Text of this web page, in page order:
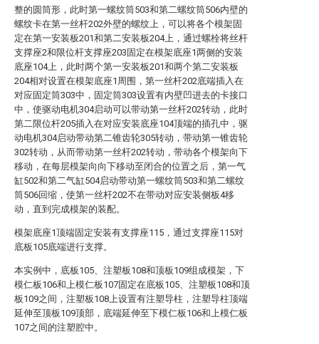
整的圆筒形，此时第一螺纹筒503和第二螺纹筒506内壁的
螺纹卡在第一丝杆202外壁的螺纹上，可以将各个模架固
定在第一安装板201和第二安装板204上，通过螺栓将丝杆
支撑座2和限位杆支撑座203固定在模架底座1两侧的安装
底座104上，此时两个第一安装板201和两个第二安装板
204相对设置在模架底座1周围，第一丝杆202底端插入在
对应固定筒303中，固定筒303设置有内壁凹进去的卡接口
中，使驱动电机304启动可以带动第一丝杆202转动，此时
第二限位杆205插入在对应安装底座104顶端的插孔中，驱
动电机304启动带动第二锥齿轮305转动，带动第一锥齿轮
302转动，从而带动第一丝杆202转动，带动各个模架向下
移动，在每层模架向向下移动至闭合的位置之后，第一气
缸502和第二气缸504启动带动第一螺纹筒503和第二螺纹
筒506回缩，使第一丝杆202不在带动对应安装侧板4移
动，直到完成模架的装配。
模架底座1顶端固定安装有支撑座115，通过支撑座115对
底板105底端进行支撑。
本实例中，底板105、注塑板108和顶板109组成模架，下
模仁板106和上模仁板107固定在底板105、注塑板108和顶
板109之间，注塑板108上设置有注塑导柱，注塑导柱顶端
延伸至顶板109顶部，底端延伸至下模仁板106和上模仁板
107之间的注塑腔中。